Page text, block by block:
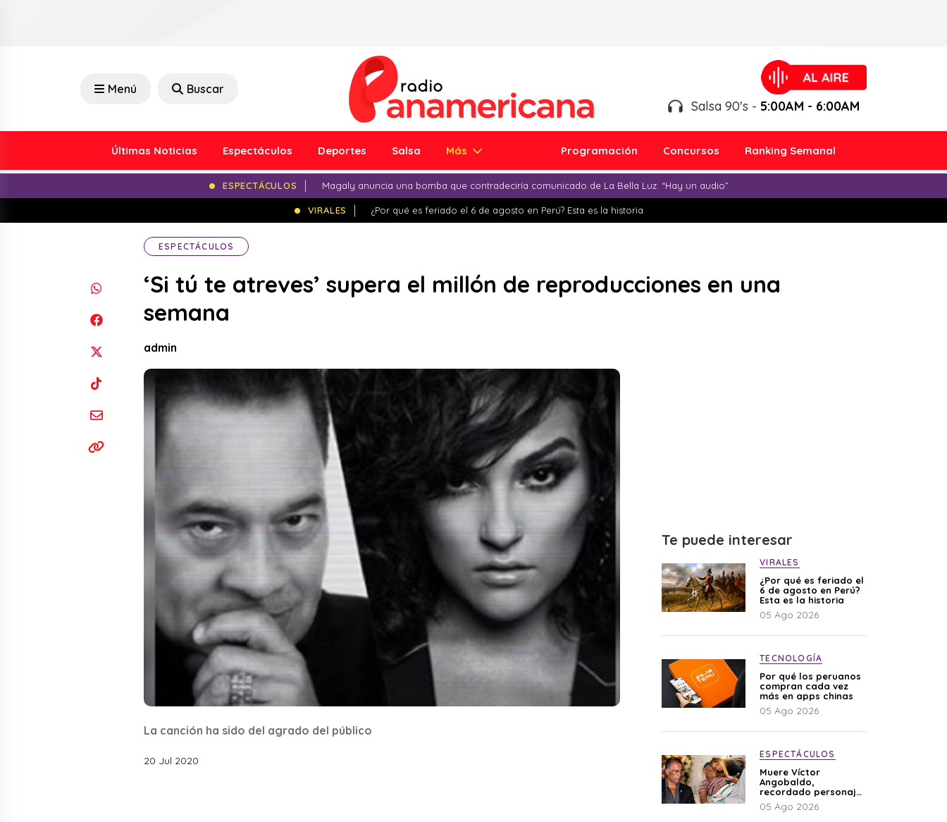
Menú Buscar
Salsa 90's - 5:00AM - 6:00AM
Últimas Noticias Espectáculos Deportes Salsa Más Programación Concursos Ranking Semanal
ESPECTÁCULOS Magaly anuncia una bomba que contradeciría comunicado de La Bella Luz: “Hay un audio”
VIRALES ¿Por qué es feriado el 6 de agosto en Perú? Esta es la historia
ESPECTÁCULOS
‘Si tú te atreves’ supera el millón de reproducciones en una
semana
admin
La canción ha sido del agrado del público
20 Jul 2020
Te puede interesar
VIRALES
¿Por qué es feriado el
6 de agosto en Perú?
Esta es la historia
05 Ago 2026
TECNOLOGÍA
Por qué los peruanos
compran cada vez
más en apps chinas
05 Ago 2026
ESPECTÁCULOS
Muere Víctor
Angobaldo,
recordado personaje
de la farándula y
expareja de Shirley
05 Ago 2026